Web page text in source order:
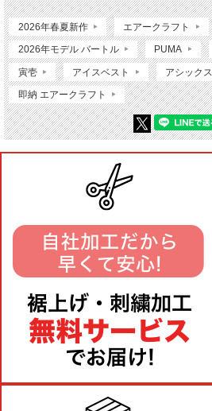
2026年春夏新作 エアークラフト
2026年モデル バートル PUMA
寅壱 アイスベスト アシックス
即納 エアークラフト